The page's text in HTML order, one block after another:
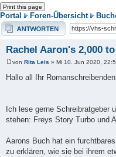
Portal Foren-Übersicht
Antwort erstellen
Rachel Aaron's 2,000
von Rita Leis » Mi 10. Jun 2020,
Hallo all Ihr
Ich lese gerne Schreibratgeber
stehen: Freys Story Turbo und
Aarons Buch hat ein
zu erklären, wie sie bei ihrem